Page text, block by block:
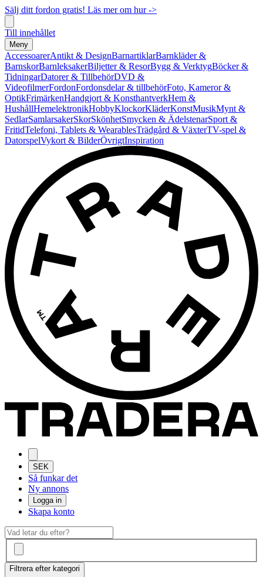
Sälj ditt fordon gratis! Läs mer om hur ->
Till innehållet
Meny
AccessoarerAntikt & DesignBarnartiklarBarnkläder &
BarnskorBarnleksakerBiljetter & ResorBygg & VerktygBöcker &
TidningarDatorer & TillbehörDVD &
VideofilmerFordonFordonsdelar & tillbehörFoto, Kameror &
OptikFrimärkenHandgjort & KonsthantverkHem &
HushållHemelektronikHobbyKlockorKläderKonstMusikMynt &
SedlarSamlarsakerSkorSkönhetSmycken & ÄdelstenarSport &
FritidTelefoni, Tablets & WearablesTrädgård & VäxterTV-spel &
DatorspelVykort & BilderÖvrigtInspiration
SEK
Så funkar det
Ny annons
Logga in
Skapa konto
Filtrera efter kategori